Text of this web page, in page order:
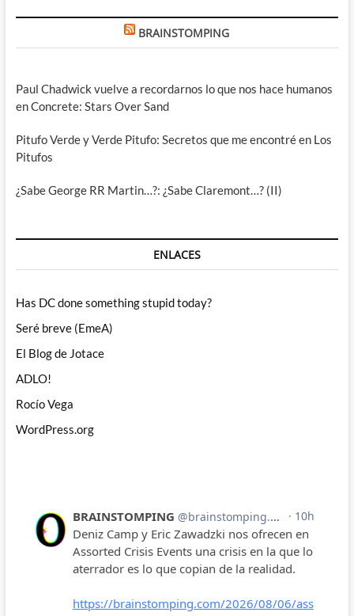
BRAINSTOMPING
Paul Chadwick vuelve a recordarnos lo que nos hace humanos
en Concrete: Stars Over Sand
Pitufo Verde y Verde Pitufo: Secretos que me encontré en Los
Pitufos
¿Sabe George RR Martin…?: ¿Sabe Claremont…? (II)
ENLACES
Has DC done something stupid today?
Seré breve (EmeA)
El Blog de Jotace
ADLO!
Rocío Vega
WordPress.org